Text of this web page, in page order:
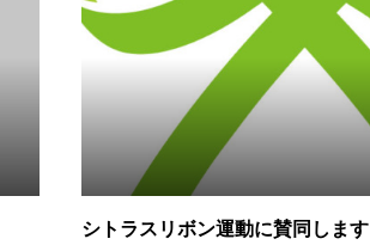
シトラスリボン運動に賛同します